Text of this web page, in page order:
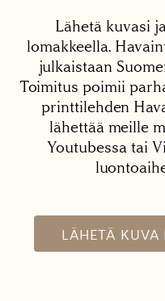
Lähetä kuvasi
lomakkeella.
julkaistaan
Toimitus poimii
printtilehden
lähettää meille
Youtubessa tai
LÄHETÄ